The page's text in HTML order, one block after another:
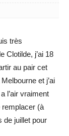
très
Clotilde, j’ai 18
au pair cet
et j’ai
l’air vraiment
(à
de juillet pour